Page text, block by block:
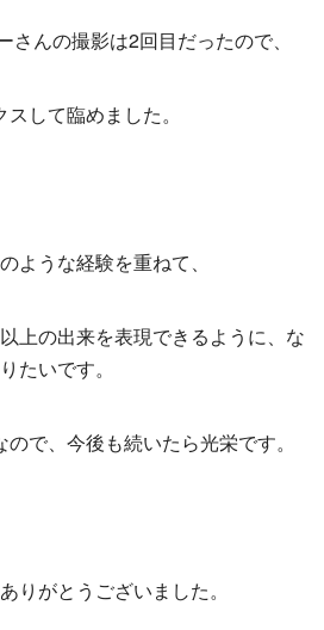
んの撮影は2回目だったので、
スして臨めました。
ような経験を重ねて、
上の出来を表現できるように、な
りたいです。
で、今後も続いたら光栄です。
りがとうございました。